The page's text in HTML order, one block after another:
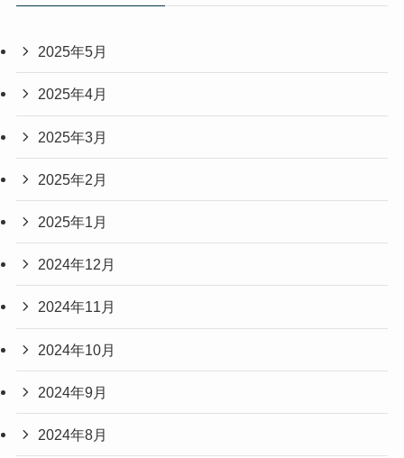
2025年5月
2025年4月
2025年3月
2025年2月
2025年1月
2024年12月
2024年11月
2024年10月
2024年9月
2024年8月